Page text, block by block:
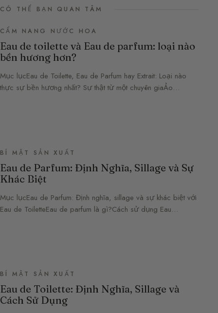
CÓ THỂ BẠN QUAN TÂM
CẨM NANG NƯỚC HOA
Eau de toilette và Eau de parfum: loại nào
bền hương hơn?
Mục lụcEau de Toilette, Eau de Parfum hay Extrait: Loại nào
thực sự bền hương nhất? Sự thật từ một chuyên giaẢo…
BÍ MẬT SẢN XUẤT
Eau de Parfum: Định Nghĩa, Sillage và Sự
Khác Biệt
Mục lụcEau de Parfum: Định nghĩa, sillage và sự khác biệt với
Eau de ToiletteEau de parfum là gì?Cách sử dụng Eau…
BÍ MẬT SẢN XUẤT
Eau de Toilette: Định Nghĩa, Sillage và
Cách Sử Dụng